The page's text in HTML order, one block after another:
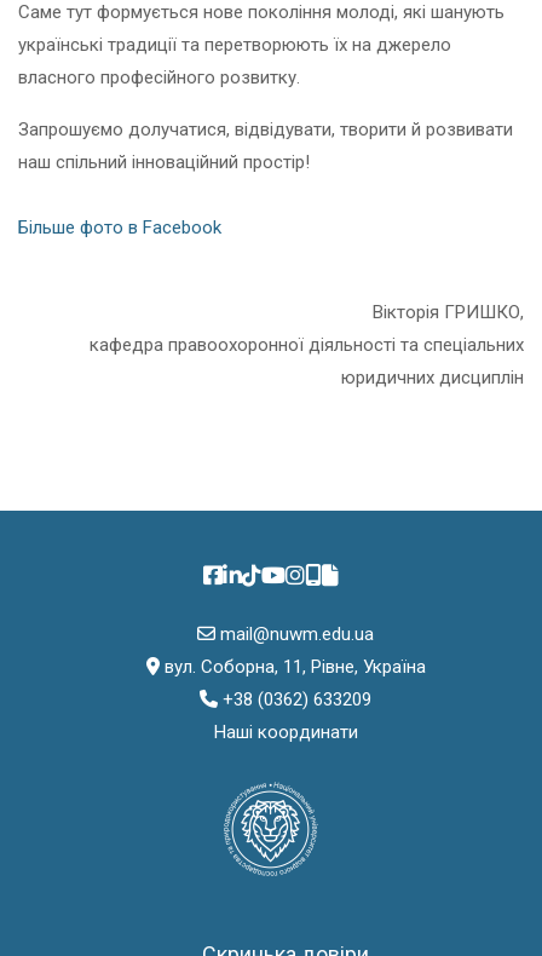
Саме тут формується нове покоління молоді, які шанують
українські традиції та перетворюють їх на джерело
власного професійного розвитку.
Запрошуємо долучатися, відвідувати, творити й розвивати
наш спільний інноваційний простір!
Більше фото в Facebook
Вікторія ГРИШКО,
кафедра правоохоронної діяльності та спеціальних
юридичних дисциплін
mail@nuwm.edu.ua
вул. Соборна, 11, Рівне, Україна
+38 (0362) 633209
Наші координати